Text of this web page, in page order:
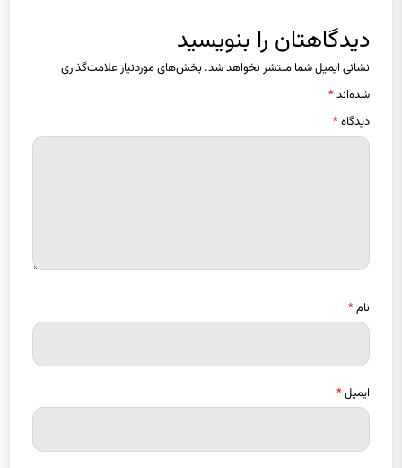
دیدگاهتان را بنویسید
نشانی ایمیل شما منتشر نخواهد شد. بخش‌های موردنیاز علامت‌گذاری
شده‌اند*
دیدگاه*
نام*
ایمیل*